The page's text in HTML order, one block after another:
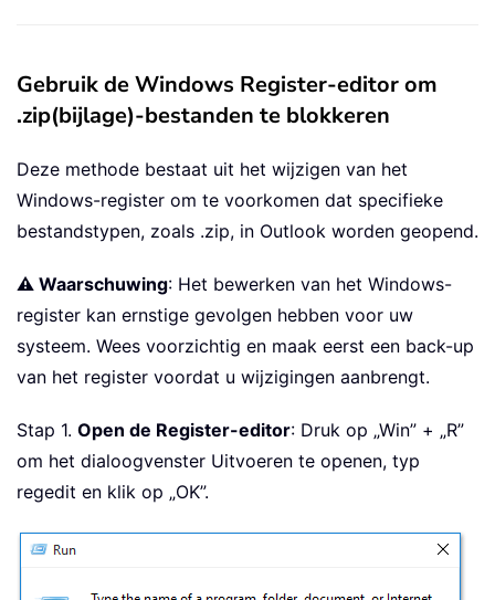
Gebruik de Windows Register-editor om
.zip(bijlage)-bestanden te blokkeren
Deze methode bestaat uit het wijzigen van het
Windows-register om te voorkomen dat specifieke
bestandstypen, zoals .zip, in Outlook worden geopend.
⚠️ Waarschuwing: Het bewerken van het Windows-
register kan ernstige gevolgen hebben voor uw
systeem. Wees voorzichtig en maak eerst een back-up
van het register voordat u wijzigingen aanbrengt.
Stap 1. Open de Register-editor: Druk op „Win” + „R”
om het dialoogvenster Uitvoeren te openen, typ
regedit en klik op „OK”.